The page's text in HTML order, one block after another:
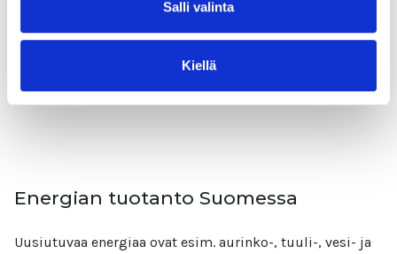
Salli valinta
Kiellä
on yksi merkittävimmistä energian kuluttajista. Energiaa
kuluu lämpönä raittiin sisäilman lämmittämiseen sekä
Lue lisää
Energian tuotanto Suomessa
Uusiutuvaa energiaa ovat esim. aurinko-, tuuli-, vesi- ja